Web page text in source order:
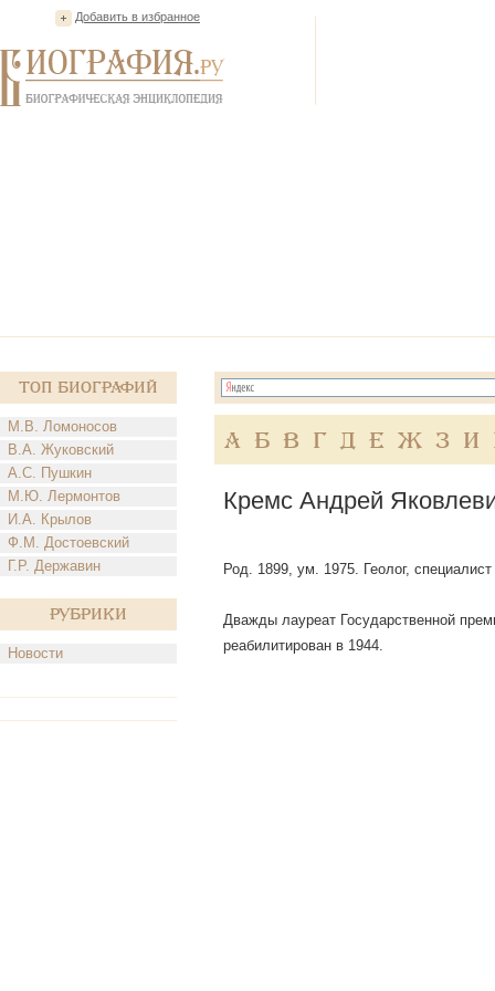
Добавить в избранное
Топ Биографий
М.В. Ломоносов
В.А. Жуковский
А.С. Пушкин
М.Ю. Лермонтов
И.А. Крылов
Ф.М. Достоевский
Г.Р. Державин
Рубрики
Новости
А Б В Г Д Е Ж З И
Кремс Андрей
Род. 1899, ум. 1975. Геолог,
Дважды лауреат Государственной
реабилитирован в 1944.